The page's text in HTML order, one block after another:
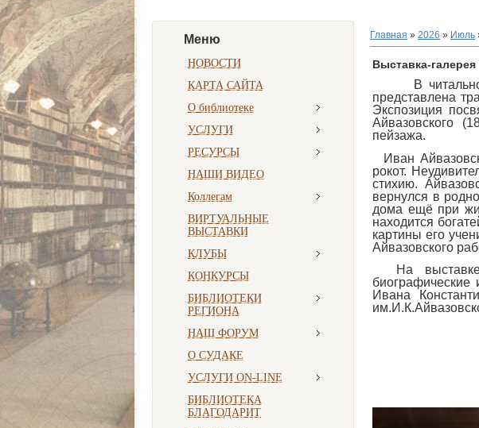
Меню
НОВОСТИ
КАРТА САЙТА
О библиотеке
УСЛУГИ
РЕСУРСЫ
НАШИ ВИДЕО
Коллегам
ВИРТУАЛЬНЫЕ
ВЫСТАВКИ
КЛУБЫ
КОНКУРСЫ
БИБЛИОТЕКИ
РЕГИОНА
НАШ ФОРУМ
О СУДАКЕ
УСЛУГИ ON-LINE
БИБЛИОТЕКА
БЛАГОДАРИТ
Главная » 2026 » Июль
Выставка-
В читальном
представлена
Экспозиция
Айвазовского
пейзажа.
Иван
рокот.
стихию.
вернулся в
дома ещё при
находится
картины его
Айвазовского
На выставке
биографические
Ивана